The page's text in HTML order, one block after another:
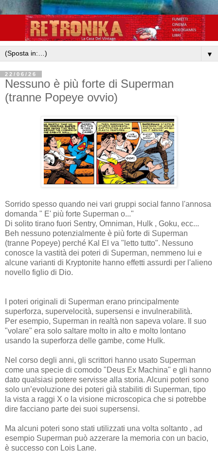
▼
22/06/26
Nessuno è più forte di Superman
(tranne Popeye ovvio)
Sorrido spesso quando nei vari gruppi social fanno l'annosa
domanda " E' più forte Superman o..."
Di solito tirano fuori Sentry, Omniman, Hulk , Goku, ecc...
Beh nessuno potenzialmente è più forte di Superman
(tranne Popeye) perché Kal El va "letto tutto". Nessuno
conosce la vastità dei poteri di Superman, nemmeno lui e
alcune varianti di Kryptonite hanno effetti assurdi per l'alieno
novello figlio di Dio.
I poteri originali di Superman erano principalmente
superforza, supervelocità, supersensi e invulnerabilità.
Per esempio, Superman in realtà non sapeva volare. Il suo
"volare" era solo saltare molto in alto e molto lontano
usando la superforza delle gambe, come Hulk.
Nel corso degli anni, gli scrittori hanno usato Superman
come una specie di comodo "Deus Ex Machina" e gli hanno
dato qualsiasi potere servisse alla storia. Alcuni poteri sono
solo un’evoluzione dei poteri già stabiliti di Superman, tipo
la vista a raggi X o la visione microscopica che si potrebbe
dire facciano parte dei suoi supersensi.
Ma alcuni poteri sono stati utilizzati una volta soltanto , ad
esempio Superman può azzerare la memoria con un bacio,
è successo con Lois Lane.